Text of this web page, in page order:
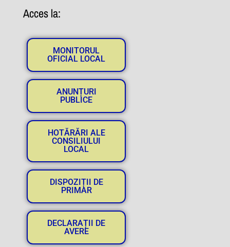
Acces la:
MONITORUL
OFICIAL LOCAL
ANUNȚURI
PUBLICE
HOTĂRĂRI ALE
CONSILIULUI
LOCAL
DISPOZIȚII DE
PRIMAR
DECLARAȚII DE
AVERE